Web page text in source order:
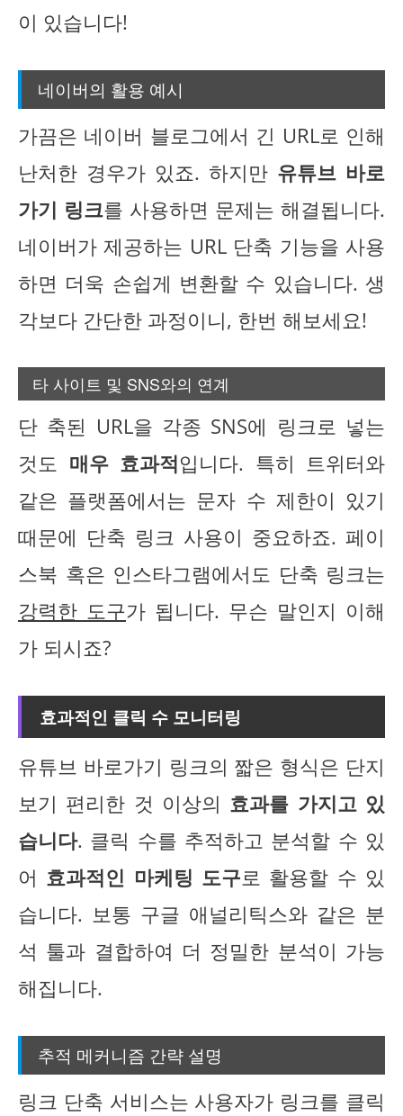
이 있습니다!
네이버의 활용 예시
가끔은 네이버 블로그에서 긴 URL로 인해
난처한 경우가 있죠. 하지만 유튜브 바로
가기 링크를 사용하면 문제는 해결됩니다.
네이버가 제공하는 URL 단축 기능을 사용
하면 더욱 손쉽게 변환할 수 있습니다. 생
각보다 간단한 과정이니, 한번 해보세요!
타 사이트 및 SNS와의 연계
단 축된 URL을 각종 SNS에 링크로 넣는
것도 매우 효과적입니다. 특히 트위터와
같은 플랫폼에서는 문자 수 제한이 있기
때문에 단축 링크 사용이 중요하죠. 페이
스북 혹은 인스타그램에서도 단축 링크는
강력한 도구가 됩니다. 무슨 말인지 이해
가 되시죠?
효과적인 클릭 수 모니터링
유튜브 바로가기 링크의 짧은 형식은 단지
보기 편리한 것 이상의 효과를 가지고 있
습니다. 클릭 수를 추적하고 분석할 수 있
어 효과적인 마케팅 도구로 활용할 수 있
습니다. 보통 구글 애널리틱스와 같은 분
석 툴과 결합하여 더 정밀한 분석이 가능
해집니다.
추적 메커니즘 간략 설명
링크 단축 서비스는 사용자가 링크를 클릭